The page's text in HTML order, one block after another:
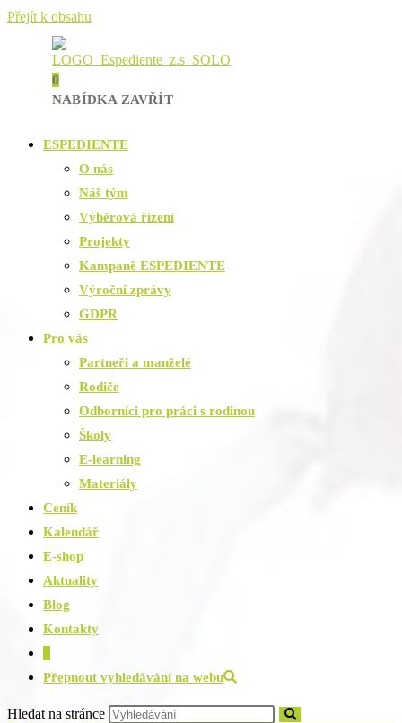
Přejít k obsahu
0
NABÍDKA ZAVŘÍT
ESPEDIENTE
O nás
Náš tým
Výběrová řízení
Projekty
Kampaně ESPEDIENTE
Výroční zprávy
GDPR
Pro vás
Partneři a manželé
Rodiče
Odborníci pro práci s rodinou
Školy
E-learning
Materiály
Ceník
Kalendář
E-shop
Aktuality
Blog
Kontakty
Přepnout vyhledávání na webu
Hledat na stránce